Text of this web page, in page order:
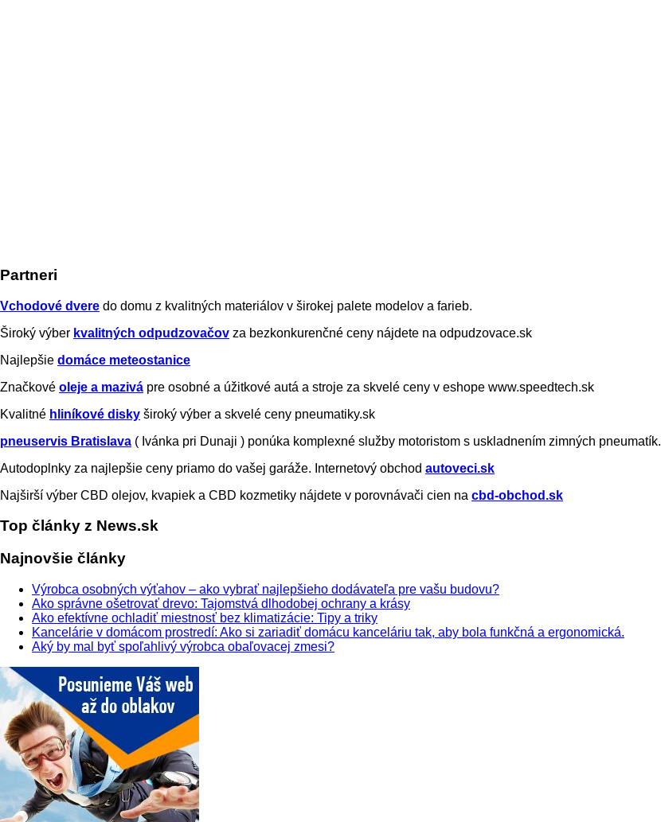
Partneri
Vchodové dvere do domu z kvalitných materiálov v širokej palete modelov a farieb.
Široký výber kvalitných odpudzovačov za bezkonkurenčné ceny nájdete na odpudzovace.sk
Najlepšie domáce meteostanice
Značkové oleje a mazivá pre osobné a úžitkové autá a stroje za skvelé ceny v eshope www.speedtech.sk
Kvalitné hliníkové disky široký výber a skvelé ceny pneumatiky.sk
pneuservis Bratislava ( Ivánka pri Dunaji ) ponúka komplexné služby motoristom s uskladnením zimných pneumatík.
Autodoplnky za najlepšie ceny priamo do vašej garáže. Internetový obchod autoveci.sk
Najširší výber CBD olejov, kvapiek a CBD kozmetiky nájdete v porovnávači cien na cbd-obchod.sk
Top články z News.sk
Najnovšie články
Výrobca osobných výťahov – ako vybrať najlepšieho dodávateľa pre vašu budovu?
Ako správne ošetrovať drevo: Tajomstvá dlhodobej ochrany a krásy
Ako efektívne ochladiť miestnosť bez klimatizácie: Tipy a triky
Kancelárie v domácom prostredí: Ako si zariadiť domácu kanceláriu tak, aby bola funkčná a ergonomická.
Aký by mal byť spoľahlivý výrobca obaľovacej zmesi?